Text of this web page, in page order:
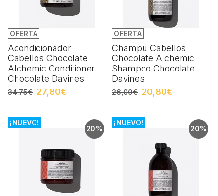
OFERTA
Acondicionador
Cabellos Chocolate
Alchemic Conditioner
Chocolate Davines
34,75€ 27,80€
OFERTA
Champú Cabellos
Chocolate Alchemic
Shampoo Chocolate
Davines
26,00€ 20,80€
20%
¡NUEVO!
20%
¡NUEVO!